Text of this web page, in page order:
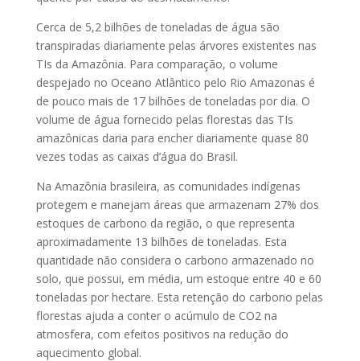
Cerca de 5,2 bilhões de toneladas de água são
transpiradas diariamente pelas árvores existentes nas
TIs da Amazônia. Para comparação, o volume
despejado no Oceano Atlântico pelo Rio Amazonas é
de pouco mais de 17 bilhões de toneladas por dia. O
volume de água fornecido pelas florestas das TIs
amazônicas daria para encher diariamente quase 80
vezes todas as caixas d’água do Brasil.
Na Amazônia brasileira, as comunidades indígenas
protegem e manejam áreas que armazenam 27% dos
estoques de carbono da região, o que representa
aproximadamente 13 bilhões de toneladas. Esta
quantidade não considera o carbono armazenado no
solo, que possui, em média, um estoque entre 40 e 60
toneladas por hectare. Esta retenção do carbono pelas
florestas ajuda a conter o acúmulo de CO2 na
atmosfera, com efeitos positivos na redução do
aquecimento global.